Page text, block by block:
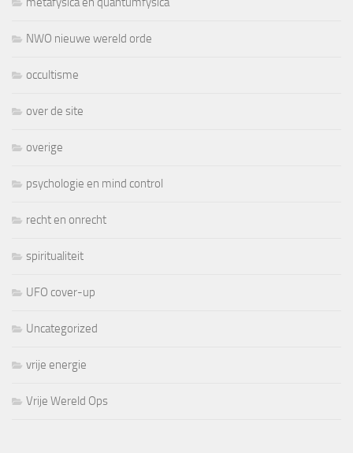
NWO nieuwe wereld orde
occultisme
over de site
overige
psychologie en mind control
recht en onrecht
spiritualiteit
UFO cover-up
Uncategorized
vrije energie
Vrije Wereld Ops